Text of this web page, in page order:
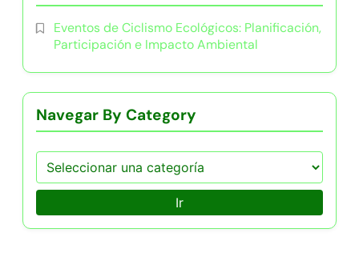
Eventos de Ciclismo Ecológicos: Planificación,
Participación e Impacto Ambiental
Navegar By Category
Ir